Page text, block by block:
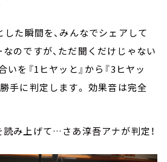
した瞬間を、みんなでシェアして
のですが、ただ聞くだけじゃない
いを『1ヒヤッと』から『3ヒヤッ
手に判定します。 効果音は完全
み上げて…さあ淳吾アナが判定！